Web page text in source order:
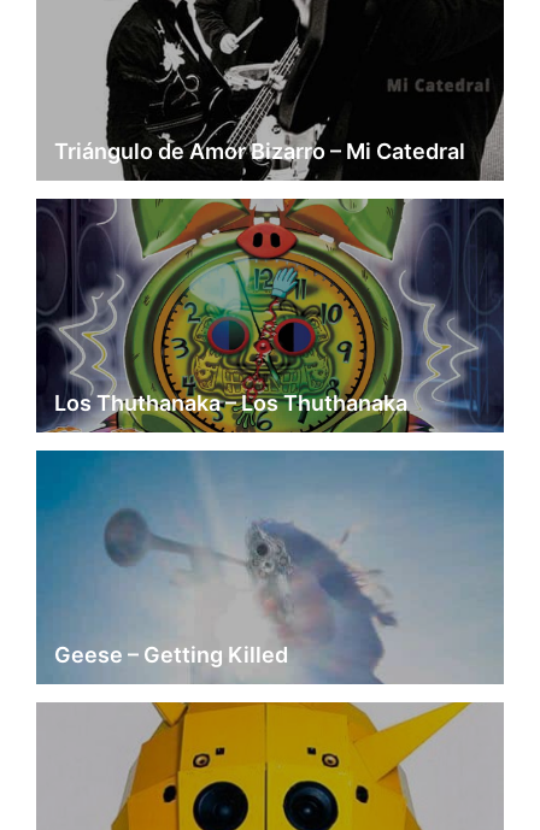
Triángulo de Amor Bizarro – Mi Catedral
Los Thuthanaka – Los Thuthanaka
Geese – Getting Killed